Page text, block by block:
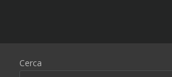
Cerca